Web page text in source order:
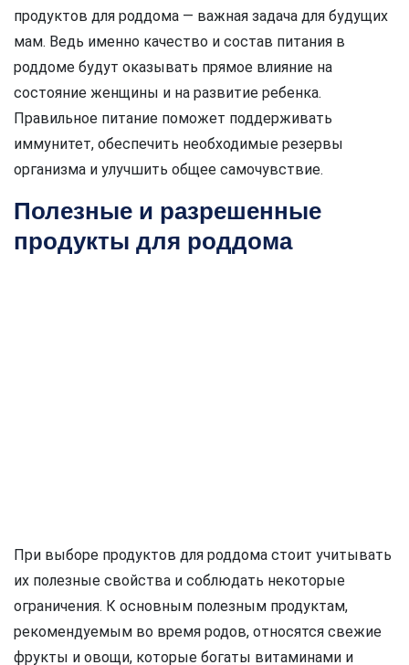
продуктов для роддома — важная задача для будущих
мам. Ведь именно качество и состав питания в
роддоме будут оказывать прямое влияние на
состояние женщины и на развитие ребенка.
Правильное питание поможет поддерживать
иммунитет, обеспечить необходимые резервы
организма и улучшить общее самочувствие.
Полезные и разрешенные
продукты для роддома
При выборе продуктов для роддома стоит учитывать
их полезные свойства и соблюдать некоторые
ограничения. К основным полезным продуктам,
рекомендуемым во время родов, относятся свежие
фрукты и овощи, которые богаты витаминами и